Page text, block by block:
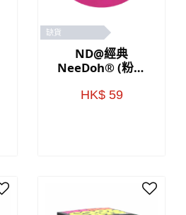
缺貨
ND@經典
NeeDoh® (粉紅
HK$ 59